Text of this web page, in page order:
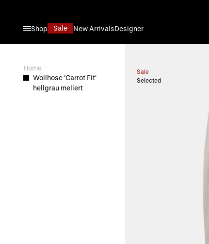
Shop
Sale New ArrivalsDesigner
Home
Wollhose 'Carrot Fit'
hellgrau meliert
Sale
Selected